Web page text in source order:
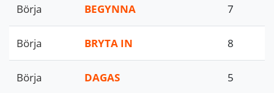
Börja BEGYNNA 7
Börja BRYTA IN 8
Börja DAGAS 5